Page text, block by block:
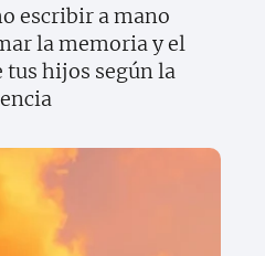
escribir a mano
la memoria y el
tus hijos según la